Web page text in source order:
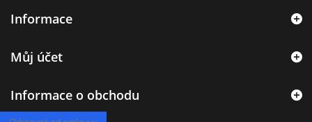
Informace
Můj účet
Informace o obchodu